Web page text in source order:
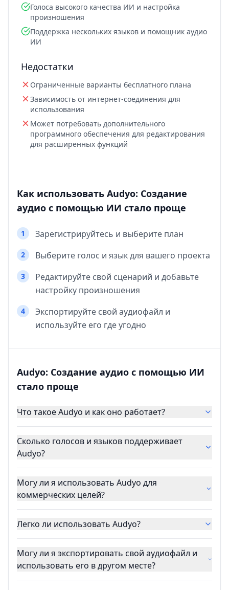
Голоса высокого качества ИИ и настройка
произношения
Поддержка нескольких языков и помощник аудио
ИИ
Недостатки
Ограниченные варианты бесплатного плана
Зависимость от интернет-соединения для
использования
Может потребовать дополнительного
программного обеспечения для редактирования
для расширенных функций
Как использовать Audyo: Создание
аудио с помощью ИИ стало проще
1 Зарегистрируйтесь и выберите план
2 Выберите голос и язык для вашего проекта
3
Редактируйте свой сценарий и добавьте
настройку произношения
4
Экспортируйте свой аудиофайл и
используйте его где угодно
Audyo: Создание аудио с помощью ИИ
стало проще
Что такое Audyo и как оно работает?
Сколько голосов и языков поддерживает
Audyo?
Могу ли я использовать Audyo для
коммерческих целей?
Легко ли использовать Audyo?
Могу ли я экспортировать свой аудиофайл и
использовать его в другом месте?